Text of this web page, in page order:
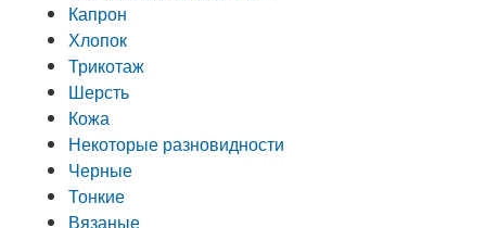
Капрон
Хлопок
Трикотаж
Шерсть
Кожа
Некоторые разновидности
Черные
Тонкие
Вязаные